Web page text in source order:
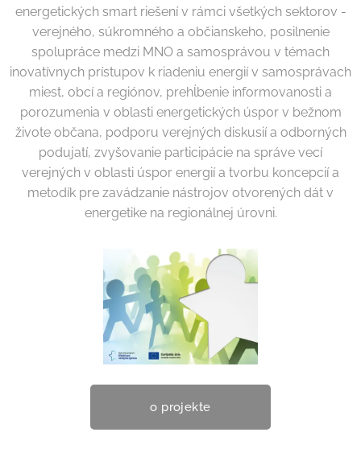
energetických smart riešení v rámci všetkých sektorov -
verejného, súkromného a občianskeho, posilnenie
spolupráce medzi MNO a samosprávou v témach
inovatívnych prístupov k riadeniu energií v samosprávach
miest, obcí a regiónov, prehĺbenie informovanosti a
porozumenia v oblasti energetických úspor v bežnom
živote občana, podporu verejných diskusií a odborných
podujatí, zvyšovanie participácie na správe vecí
verejných v oblasti úspor energií a tvorbu koncepcií a
metodík pre zavádzanie nástrojov otvorených dát v
energetike na regionálnej úrovni.
o projekte